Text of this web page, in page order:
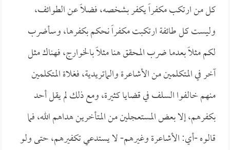
كل من ارتكب مكفراً يكفر بشخصه، فضلاً عن الطوائف،
وليست كل طائفة ارتكبت مكفراً نحكم بكفرها، وسأضرب
لكم مثلاً بعدما ضرب المحقق هنا مثلاً بالخوارج، فهناك مثل
آخر في المتكلمين من الأشاعرة والماتريدية، فغلاة المتكلمين
منهم خالفوا السلف في قضايا كثيرة، ومع ذلك لم يقل أحد
بكفرهم، إلا بعض المستعجلين من المتأخرين هداهم الله، فما
قالوه -أي: الأشاعرة وغيرهم- لا يستدعي تكفيرهم، حتى ولو